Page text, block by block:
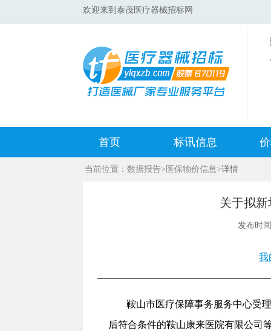
欢迎来到泰茂医疗器械招标网
首页 标讯信息
集采标讯动态
集采标讯项目 开
当前位置： 数据报告> 医保物价信息>详情
关于拟
发布时
我
鞍山市医疗保障事务服务中心受
后符合条件的鞍山康来医院有限公司